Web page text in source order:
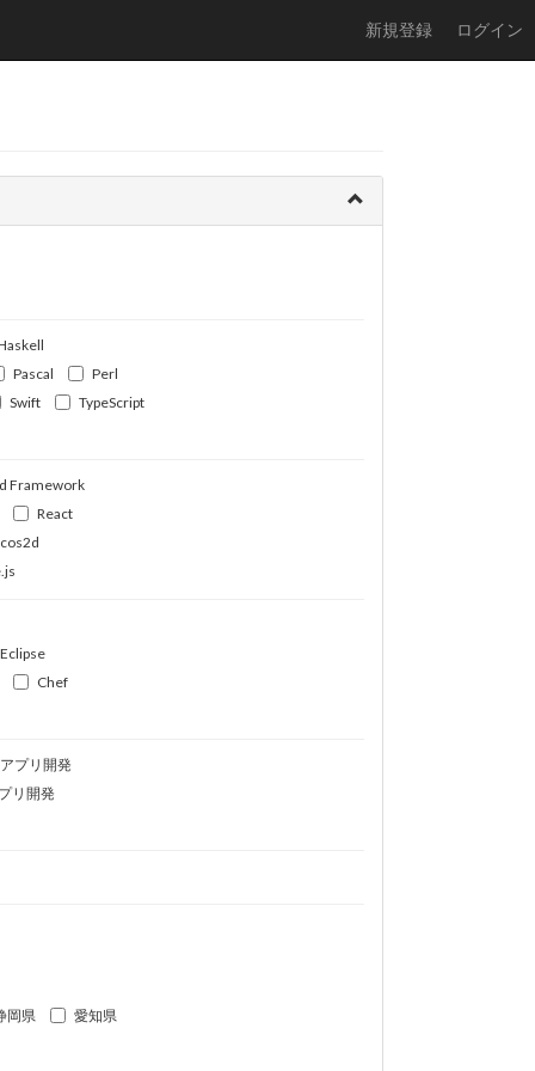
新規登録 ログイン
Pascal
Perl
Swift
TypeScript
Framework
React
Eclipse
Chef
プリ開発
リ開発
岡県
愛知県